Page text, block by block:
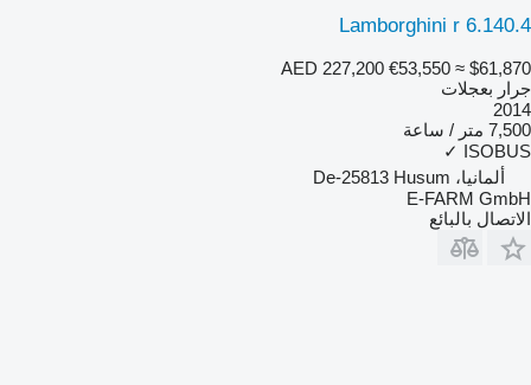
Lamborghini r 6.140.4
AED 227,200 €53,550 ≈ $61,870
جرار بعجلات
2014
7,500 متر / ساعة
ISOBUS
✓
ألمانيا، De-25813 Husum
E-FARM GmbH
الاتصال بالبائع